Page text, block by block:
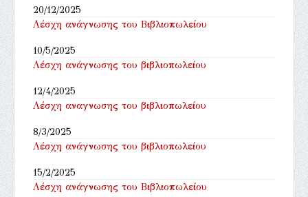
20/12/2025
Λέσχη ανάγνωσης του Βιβλιοπωλείου
10/5/2025
Λέσχη ανάγνωσης του βιβλιοπωλείου
12/4/2025
Λέσχη αναγνωσης του βιβλιοπωλείου
8/3/2025
Λέσχη ανάγνωσης του βιβλιοπωλείου
15/2/2025
Λέσχη ανάγνωσης του Βιβλιοπωλείου